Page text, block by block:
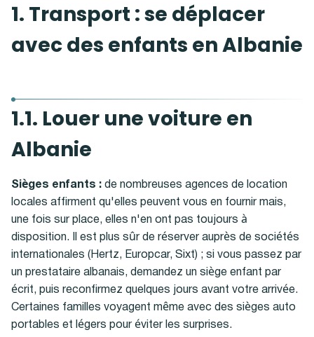
1. Transport : se déplacer
avec des enfants en Albanie
1.1. Louer une voiture en
Albanie
Sièges enfants : de nombreuses agences de location
locales affirment qu'elles peuvent vous en fournir mais,
une fois sur place, elles n'en ont pas toujours à
disposition. Il est plus sûr de réserver auprès de sociétés
internationales (Hertz, Europcar, Sixt) ; si vous passez par
un prestataire albanais, demandez un siège enfant par
écrit, puis reconfirmez quelques jours avant votre arrivée.
Certaines familles voyagent même avec des sièges auto
portables et légers pour éviter les surprises.